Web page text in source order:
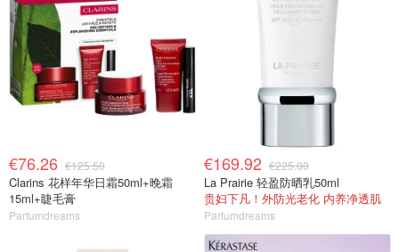
€76.26 €125.50
Clarins 花样年华日霜50ml+晚霜
15ml+睫毛膏
Parfumdreams
€169.92 €225.00
La Prairie 轻盈防晒乳50ml
贵妇下凡！外防光老化 内养净透肌
Parfumdreams